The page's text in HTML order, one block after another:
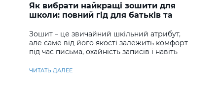
Як вибрати найкращі зошити для
школи: повний гід для батьків та
Зошит – це звичайний шкільний атрибут,
але саме від його якості залежить комфорт
під час письма, охайність записів і навіть
ЧИТАТЬ ДАЛЕЕ